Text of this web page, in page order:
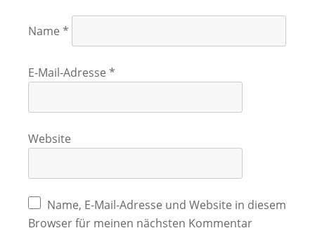
Name *
E-Mail-Adresse *
Website
Name, E-Mail-Adresse und Website in diesem
Browser für meinen nächsten Kommentar